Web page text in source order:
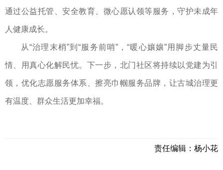
通过公益托管、安全教育、微心愿认领等服务，守护未成年
人健康成长。
从“治理末梢”到“服务前哨”，“暖心孃孃”用脚步丈量民
情、用真心化解民忧。下一步，北门社区将持续以党建为引
领，优化志愿服务体系、擦亮巾帼服务品牌，让古城治理更
有温度、群众生活更加幸福。
责任编辑： 杨小花